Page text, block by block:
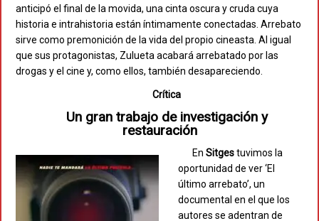
anticipó el final de la movida, una cinta oscura y cruda cuya
historia e intrahistoria están íntimamente conectadas. Arrebato
sirve como premonición de la vida del propio cineasta. Al igual
que sus protagonistas, Zulueta acabará arrebatado por las
drogas y el cine y, como ellos, también desapareciendo.
Crítica
Un gran trabajo de investigación y
restauración
EnSitgestuvimos la
oportunidad de ver ‘El
último arrebato’, un
documental en el que los
autores se adentran de